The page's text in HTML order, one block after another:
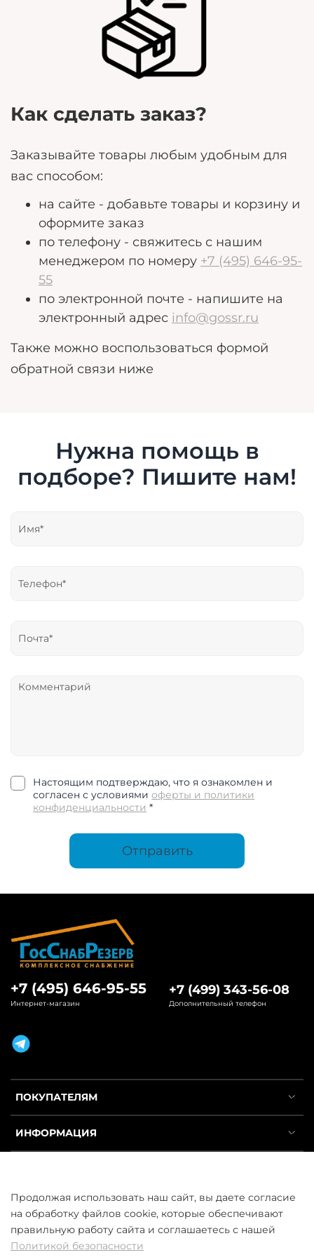
Любые дополнительные пожелания, которые
могут помочь нам лучше удовлетворить ваши
потребности.
Как сделать заказ?
Заказывайте товары любым удобным для
вас способом:
на сайте - добавьте товары и корзину и
оформите заказ
по телефону - свяжитесь с нашим
менеджером по номеру +7 (495) 646-95-
55
по электронной почте - напишите на
электронный адрес info@gossr.ru
Также можно воспользоваться формой
обратной связи ниже
Нужна помощь в
подборе? Пишите нам!
Настоящим подтверждаю, что я ознакомлен и
согласен с условиямиоферты и политики
конфиденциальности *
Отправить
ПОКУПАТЕЛЯМ
ИНФОРМАЦИЯ
+7 (495) 646-95-55
Интернет-магазин
+7 (499) 343-56-08
Дополнительный телефон
ООО «ГосСнабРезерв» © 2013–2026 - Продажа труб оптом и в
Продолжая использовать наш сайт, вы даете согласие
на обработку файлов cookie, которые обеспечивают
правильную работу сайта и соглашаетесь с нашей
Политикой безопасности